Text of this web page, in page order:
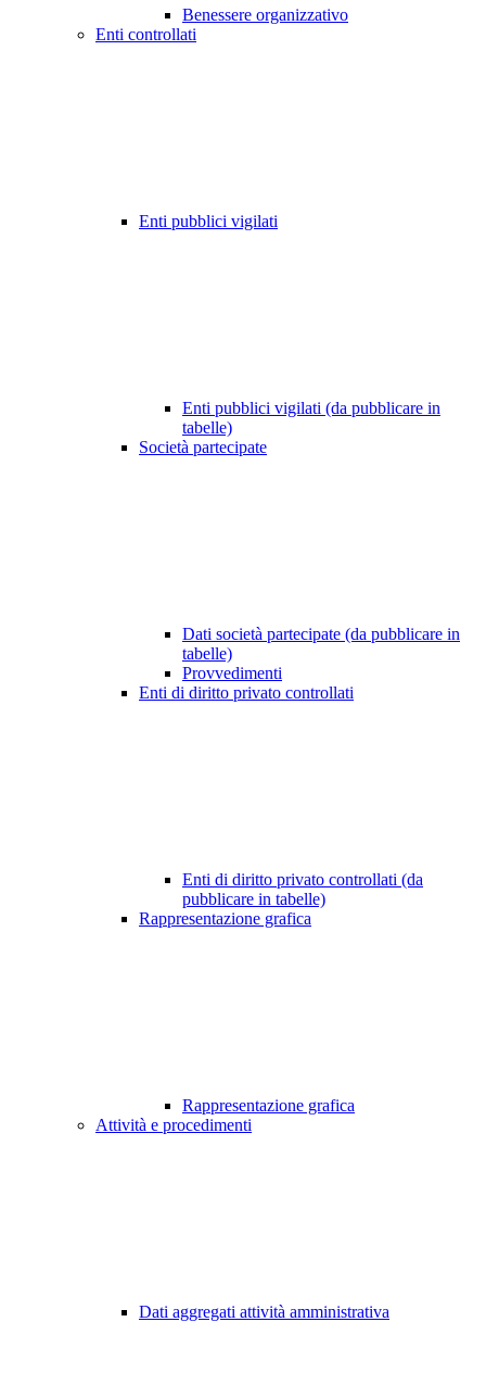
Benessere organizzativo
Enti controllati
Enti pubblici vigilati
Enti pubblici vigilati (da pubblicare in
tabelle)
Società partecipate
Dati società partecipate (da pubblicare in
tabelle)
Provvedimenti
Enti di diritto privato controllati
Enti di diritto privato controllati (da
pubblicare in tabelle)
Rappresentazione grafica
Rappresentazione grafica
Attività e procedimenti
Dati aggregati attività amministrativa